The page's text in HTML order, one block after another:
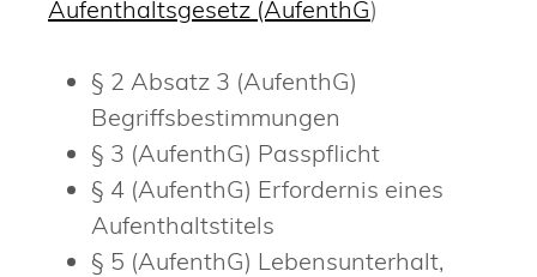
Aufenthaltsgesetz (AufenthG)
§ 2 Absatz 3 (AufenthG)
Begriffsbestimmungen
§ 3 (AufenthG) Passpflicht
§ 4 (AufenthG) Erfordernis eines
Aufenthaltstitels
§ 5 (AufenthG) Lebensunterhalt,